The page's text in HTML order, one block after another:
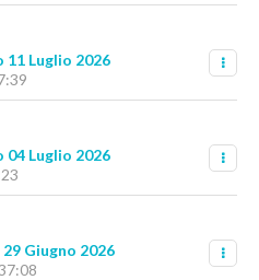
11 Luglio 2026
04 Luglio 2026
Giugno 2026